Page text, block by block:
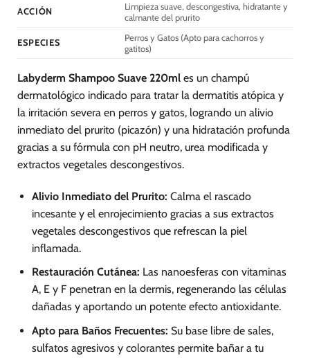
ACCIÓN
Limpieza suave, descongestiva, hidratante y
calmante del prurito
ESPECIES
Perros y Gatos (Apto para cachorros y
gatitos)
Labyderm Shampoo Suave 220ml es un champú
dermatológico indicado para tratar la dermatitis atópica y
la irritación severa en perros y gatos, logrando un alivio
inmediato del prurito (picazón) y una hidratación profunda
gracias a su fórmula con pH neutro, urea modificada y
extractos vegetales descongestivos.
Alivio Inmediato del Prurito: Calma el rascado
incesante y el enrojecimiento gracias a sus extractos
vegetales descongestivos que refrescan la piel
inflamada.
Restauración Cutánea: Las nanoesferas con vitaminas
A, E y F penetran en la dermis, regenerando las células
dañadas y aportando un potente efecto antioxidante.
Apto para Baños Frecuentes: Su base libre de sales,
sulfatos agresivos y colorantes permite bañar a tu